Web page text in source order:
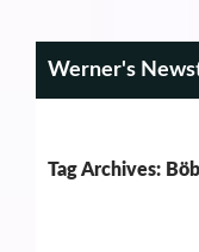
Werner's
Tag Archives: